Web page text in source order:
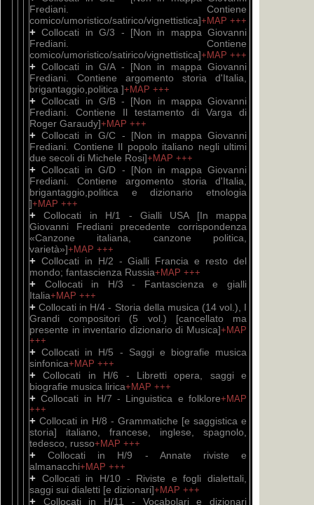
Frediani. Contiene
comico/umoristico/satirico/vignettistica]+MAP +++
+Collocati in G/3 - [Non in mappa Giovanni
Frediani. Contiene
comico/umoristico/satirico/vignettistica]+MAP +++
+Collocati in G/A - [Non in mappa Giovanni
Frediani. Contiene argomento storia d'Italia,
brigantaggio,politica ]+MAP +++
+Collocati in G/B - [Non in mappa Giovanni
Frediani. Contiene Il testamento di Varga di
Roger Garaudy]+MAP +++
+Collocati in G/C - [Non in mappa Giovanni
Frediani. Contiene Il popolo italiano negli ultimi
due secoli di Michele Rosi]+MAP +++
+Collocati in G/D - [Non in mappa Giovanni
Frediani. Contiene argomento storia d'Italia,
brigantaggio,politica e dizionario etnologia
]+MAP +++
+Collocati in H/1 - Gialli USA [In mappa
Giovanni Frediani precedente corrispondenza
«Canzone italiana, canzone politica,
varietà»]+MAP +++
+ Collocati in H/2 - Gialli Francia e resto del
mondo; fantascienza Russia+MAP +++
+ Collocati in H/3 - Fantascienza e gialli
Italia+MAP +++
+Collocati in H/4 - Storia della musica (14 vol.), I
Grandi compositori (5 vol.) [cancellato ma
presente in inventario dizionario di Musica]+MAP
+++
+Collocati in H/5 - Saggi e biografie musica
sinfonica+MAP +++
+Collocati in H/6 - Libretti opera, saggi e
biografie musica lirica+MAP +++
+Collocati in H/7 - Linguistica e folklore+MAP
+++
+ Collocati in H/8 - Grammatiche [e saggistica e
storia] italiano, francese, inglese, spagnolo,
tedesco, russo+MAP +++
+Collocati in H/9 - Annate riviste e
almanacchi+MAP +++
+ Collocati in H/10 - Riviste e fogli dialettali,
saggi sui dialetti [e dizionari]+MAP +++
+ Collocati in H/11 - Vocabolari e dizionari